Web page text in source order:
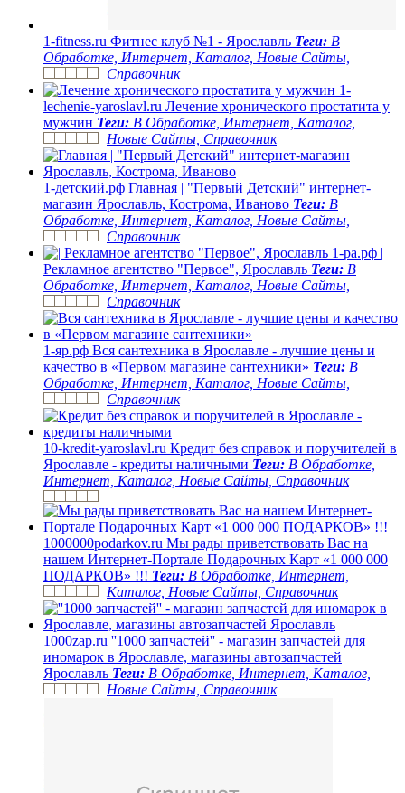
1-fitness.ru Фитнес клуб №1 - Ярославль Теги: В
Обработке, Интернет, Каталог, Новые Сайты,
Справочник
1-
lechenie-yaroslavl.ru Лечение хронического простатита у
мужчин Теги: В Обработке, Интернет, Каталог,
Новые Сайты, Справочник
1-детский.рф Главная | "Первый Детский" интернет-
магазин Ярославль, Кострома, Иваново Теги: В
Обработке, Интернет, Каталог, Новые Сайты,
Справочник
1-ра.рф |
Рекламное агентство "Первое", Ярославль Теги: В
Обработке, Интернет, Каталог, Новые Сайты,
Справочник
1-яр.рф Вся сантехника в Ярославле - лучшие цены и
качество в «Первом магазине сантехники» Теги: В
Обработке, Интернет, Каталог, Новые Сайты,
Справочник
10-kredit-yaroslavl.ru Кредит без справок и поручителей в
Ярославле - кредиты наличными Теги: В Обработке,
Интернет, Каталог, Новые Сайты, Справочник
1000000podarkov.ru Мы рады приветствовать Вас на
нашем Интернет-Портале Подарочных Карт «1 000 000
ПОДАРКОВ» !!! Теги: В Обработке, Интернет,
Каталог, Новые Сайты, Справочник
1000zap.ru ''1000 запчастей'' - магазин запчастей для
иномарок в Ярославле, магазины автозапчастей
Ярославль Теги: В Обработке, Интернет, Каталог,
Новые Сайты, Справочник